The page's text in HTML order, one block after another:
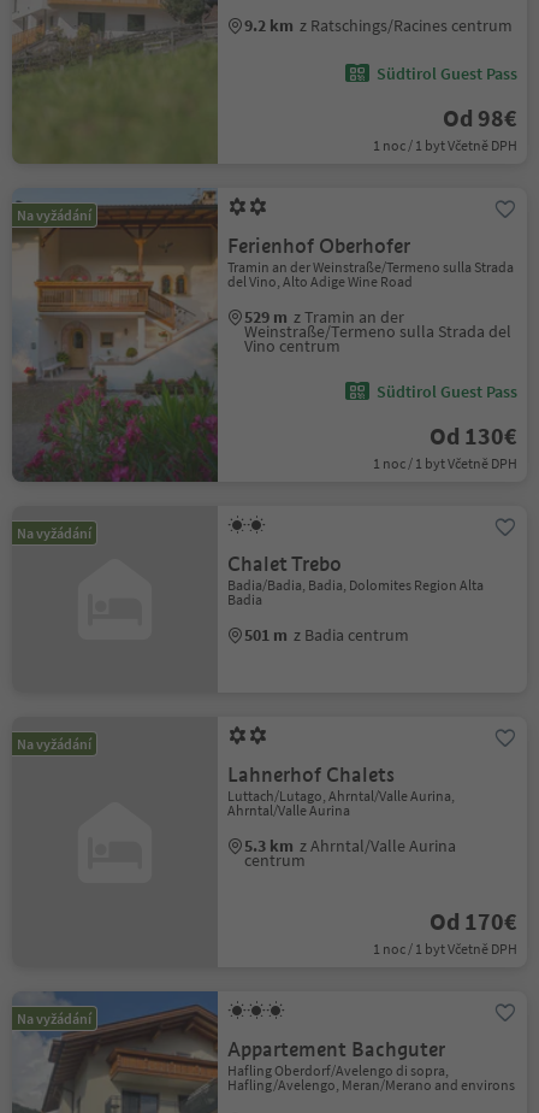
9.2 km z Ratschings/Racines centrum
Südtirol Guest Pass
Od 98€
1 noc / 1 byt Včetně DPH
Na vyžádání
Ferienhof Oberhofer
Tramin an der Weinstraße/Termeno sulla Strada
del Vino, Alto Adige Wine Road
529 m z Tramin an der
Weinstraße/Termeno sulla Strada del
Vino centrum
Südtirol Guest Pass
Od 130€
1 noc / 1 byt Včetně DPH
Na vyžádání
Chalet Trebo
Badia/Badia, Badia, Dolomites Region Alta
Badia
501 m z Badia centrum
Na vyžádání
Lahnerhof Chalets
Luttach/Lutago, Ahrntal/Valle Aurina,
Ahrntal/Valle Aurina
5.3 km z Ahrntal/Valle Aurina
centrum
Od 170€
1 noc / 1 byt Včetně DPH
Na vyžádání
Appartement Bachguter
Hafling Oberdorf/Avelengo di sopra,
Hafling/Avelengo, Meran/Merano and environs